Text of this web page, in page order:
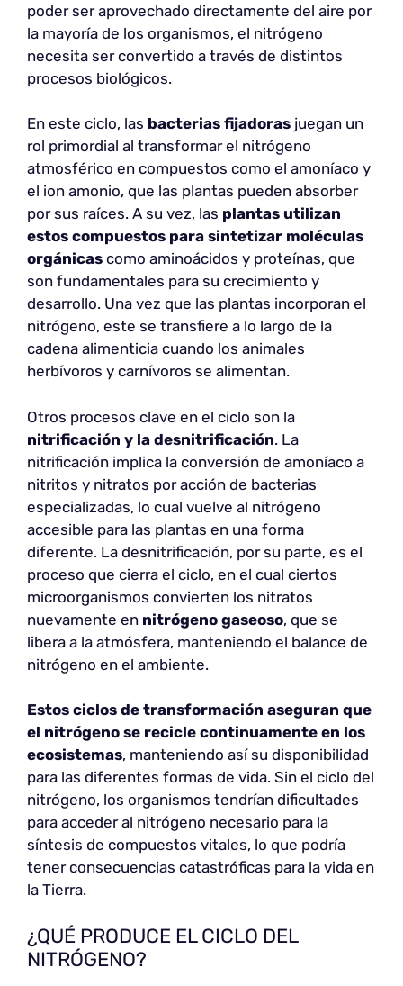
poder ser aprovechado directamente del aire por
la mayoría de los organismos, el nitrógeno
necesita ser convertido a través de distintos
procesos biológicos.
En este ciclo, las bacterias fijadoras juegan un
rol primordial al transformar el nitrógeno
atmosférico en compuestos como el amoníaco y
el ion amonio, que las plantas pueden absorber
por sus raíces. A su vez, las plantas utilizan
estos compuestos para sintetizar moléculas
orgánicas como aminoácidos y proteínas, que
son fundamentales para su crecimiento y
desarrollo. Una vez que las plantas incorporan el
nitrógeno, este se transfiere a lo largo de la
cadena alimenticia cuando los animales
herbívoros y carnívoros se alimentan.
Otros procesos clave en el ciclo son la
nitrificación y la desnitrificación. La
nitrificación implica la conversión de amoníaco a
nitritos y nitratos por acción de bacterias
especializadas, lo cual vuelve al nitrógeno
accesible para las plantas en una forma
diferente. La desnitrificación, por su parte, es el
proceso que cierra el ciclo, en el cual ciertos
microorganismos convierten los nitratos
nuevamente en nitrógeno gaseoso, que se
libera a la atmósfera, manteniendo el balance de
nitrógeno en el ambiente.
Estos ciclos de transformación aseguran que
el nitrógeno se recicle continuamente en los
ecosistemas, manteniendo así su disponibilidad
para las diferentes formas de vida. Sin el ciclo del
nitrógeno, los organismos tendrían dificultades
para acceder al nitrógeno necesario para la
síntesis de compuestos vitales, lo que podría
tener consecuencias catastróficas para la vida en
la Tierra.
¿QUÉ PRODUCE EL CICLO DEL
NITRÓGENO?